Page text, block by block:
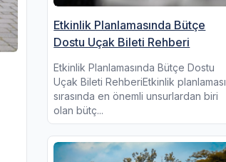
Etkinlik Planlamasında Bütçe
Dostu Uçak Bileti Rehberi
Etkinlik Planlamasında Bütçe Dostu
Uçak Bileti RehberiEtkinlik planlaması
sırasında en önemli unsurlardan biri
olan bütç...